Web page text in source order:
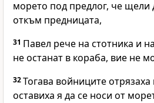
морето под предлог, че щели
откъм предницата,
31 Павел рече на стотника и
не останат в кораба, вие не
32Тогава войниците
оставиха я да се носи от